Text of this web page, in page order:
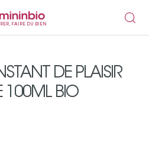
FAIRE DU BIEN
DE PLAISIR
100ML BIO